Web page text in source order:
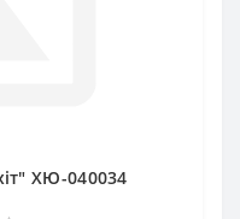
ХЮ-040034